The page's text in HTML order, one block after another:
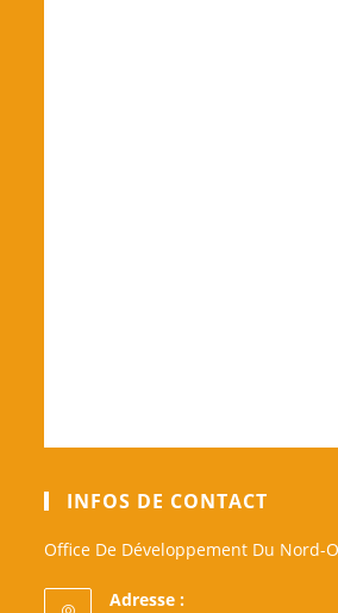
INFOS DE CONTACT
Office De Développement Du Nord-
Adresse :